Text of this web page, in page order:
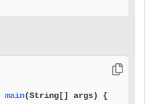
main(String[] args) {